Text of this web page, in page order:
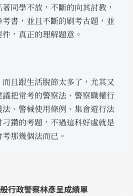
同學不放，不斷的向其討教，
書，並且不斷的刷考古題，並
，真正的理解題意。
且跟生活脫節太多了，尤其又
把常考的警察法、警察職權行
、警械使用條例、集會遊行法
鑽的考題，不過這科好處就是
那幾個法而已。
行政警察林彥呈成績單